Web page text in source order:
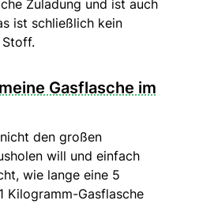
Zuladung und ist auch
ist schließlich kein
Gasflasche im
den großen
will und einfach
wie lange eine 5
Kilogramm-Gasflasche